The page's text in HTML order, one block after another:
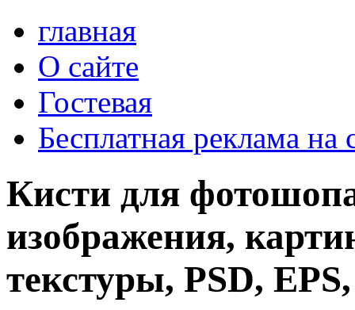
главная
О сайте
Гостевая
Бесплатная реклама на
Кисти для
изображения,
текстуры, PSD,